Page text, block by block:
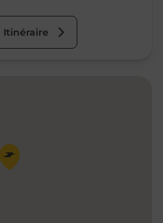
Itinéraire
Pin de la carte